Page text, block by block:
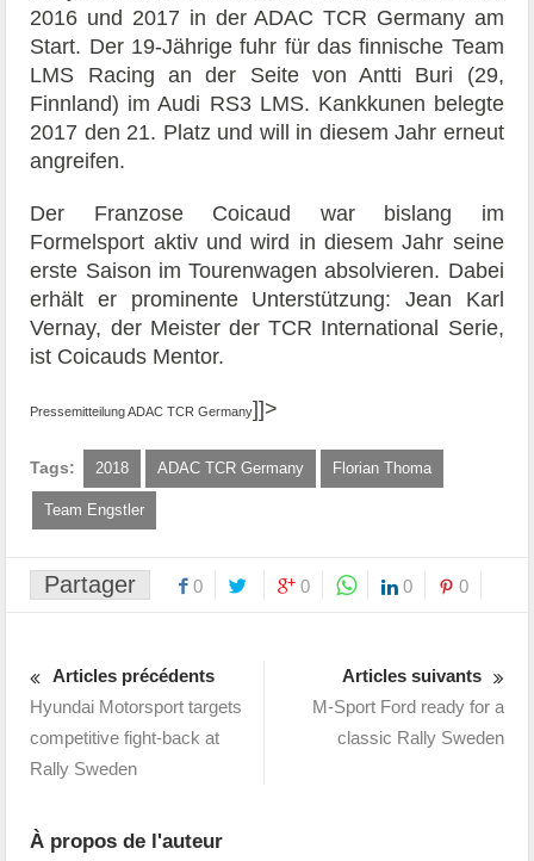
2016 und 2017 in der ADAC TCR Germany am
Start. Der 19-Jährige fuhr für das finnische Team
LMS Racing an der Seite von Antti Buri (29,
Finnland) im Audi RS3 LMS. Kankkunen belegte
2017 den 21. Platz und will in diesem Jahr erneut
angreifen.
Der Franzose Coicaud war bislang im
Formelsport aktiv und wird in diesem Jahr seine
erste Saison im Tourenwagen absolvieren. Dabei
erhält er prominente Unterstützung: Jean Karl
Vernay, der Meister der TCR International Serie,
ist Coicauds Mentor.
Pressemitteilung ADAC TCR Germany]]>
Tags: 2018 ADAC TCR Germany Florian Thoma
Team Engstler
Partager 0 0 0 0
Articles précédents
Hyundai Motorsport targets
competitive fight-back at
Rally Sweden
Articles suivants
M-Sport Ford ready for a
classic Rally Sweden
À propos de l'auteur